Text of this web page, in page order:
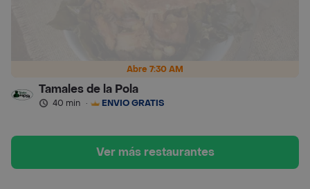
Abre 7:30 AM
Tamales de la Pola
40 min · ENVÍO GRATIS
Ver más restaurantes